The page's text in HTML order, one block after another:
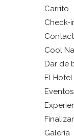
Carrito
Check-
Cool
Dar de
El Hotel
Galería